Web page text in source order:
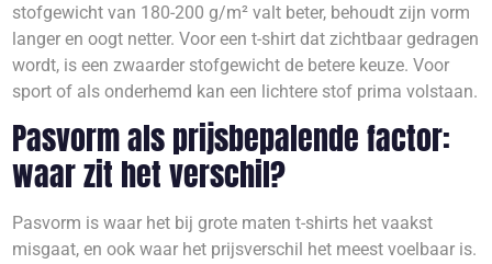
stofgewicht van 180-200 g/m² valt beter, behoudt zijn vorm
langer en oogt netter. Voor een t-shirt dat zichtbaar gedragen
wordt, is een zwaarder stofgewicht de betere keuze. Voor
sport of als onderhemd kan een lichtere stof prima volstaan.
Pasvorm als prijsbepalende factor:
waar zit het verschil?
Pasvorm is waar het bij grote maten t-shirts het vaakst
misgaat, en ook waar het prijsverschil het meest voelbaar is.